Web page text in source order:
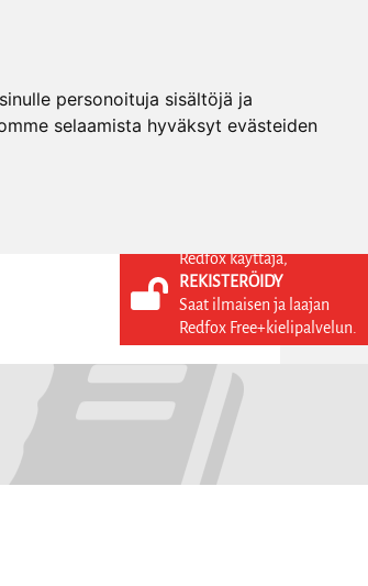
personoituja sisältöjä ja
selaamista hyväksyt evästeiden
KIRJAUDU SISÄÄN
REKISTERÖIDY
Redfox käyttäjä,
REKISTERÖIDY
Saat ilmaisen ja laajan
Redfox Free+kielipalvelun.